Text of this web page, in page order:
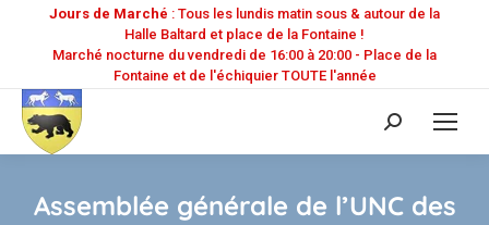
Jours de Marché : Tous les lundis matin sous & autour de la
Halle Baltard et place de la Fontaine !
Marché nocturne du vendredi de 16:00 à 20:00 - Place de la
Fontaine et de l'échiquier TOUTE l'année
Recherche
:
Assemblée générale de l’UNC des